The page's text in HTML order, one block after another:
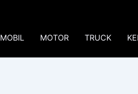
MOBIL MOTOR TRUCK